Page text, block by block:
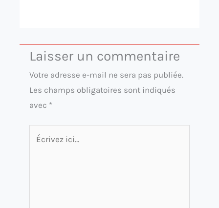
Laisser un commentaire
Votre adresse e-mail ne sera pas publiée.
Les champs obligatoires sont indiqués
avec *
Écrivez